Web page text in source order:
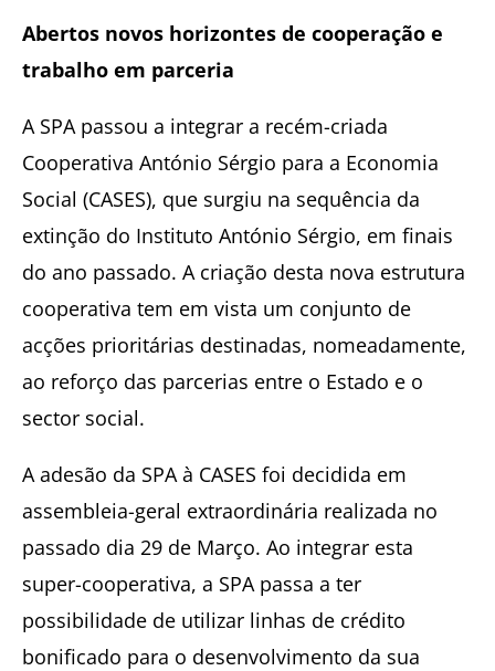
Abertos novos horizontes de cooperação e
trabalho em parceria
A SPA passou a integrar a recém-criada
Cooperativa António Sérgio para a Economia
Social (CASES), que surgiu na sequência da
extinção do Instituto António Sérgio, em finais
do ano passado. A criação desta nova estrutura
cooperativa tem em vista um conjunto de
acções prioritárias destinadas, nomeadamente,
ao reforço das parcerias entre o Estado e o
sector social.
A adesão da SPA à CASES foi decidida em
assembleia-geral extraordinária realizada no
passado dia 29 de Março. Ao integrar esta
super-cooperativa, a SPA passa a ter
possibilidade de utilizar linhas de crédito
bonificado para o desenvolvimento da sua